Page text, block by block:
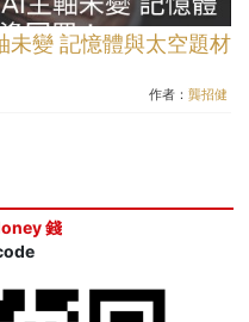
未變 記憶體與太空題材
作者： 龔招健
錢